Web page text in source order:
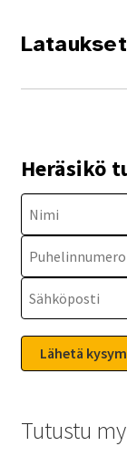
Lataukset
Heräsikö
Tutustu